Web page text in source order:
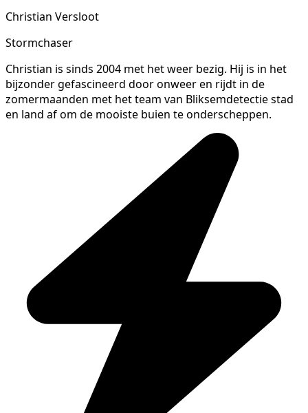
Christian Versloot
Stormchaser
Christian is sinds 2004 met het weer bezig. Hij is in het
bijzonder gefascineerd door onweer en rijdt in de
zomermaanden met het team van Bliksemdetectie stad
en land af om de mooiste buien te onderscheppen.